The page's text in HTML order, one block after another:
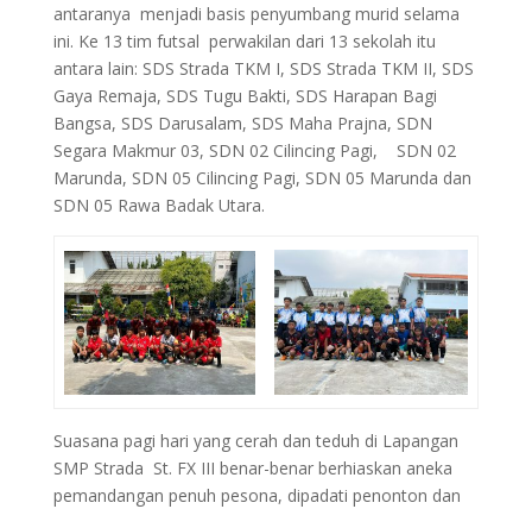
antaranya menjadi basis penyumbang murid selama
ini. Ke 13 tim futsal perwakilan dari 13 sekolah itu
antara lain: SDS Strada TKM I, SDS Strada TKM II, SDS
Gaya Remaja, SDS Tugu Bakti, SDS Harapan Bagi
Bangsa, SDS Darusalam, SDS Maha Prajna, SDN
Segara Makmur 03, SDN 02 Cilincing Pagi, SDN 02
Marunda, SDN 05 Cilincing Pagi, SDN 05 Marunda dan
SDN 05 Rawa Badak Utara.
Suasana pagi hari yang cerah dan teduh di Lapangan
SMP Strada St. FX III benar-benar berhiaskan aneka
pemandangan penuh pesona, dipadati penonton dan